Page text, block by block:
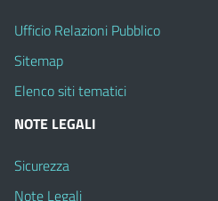
Ufficio Relazioni Pubblico
Sitemap
Elenco siti tematici
NOTE LEGALI
Sicurezza
Note Legali